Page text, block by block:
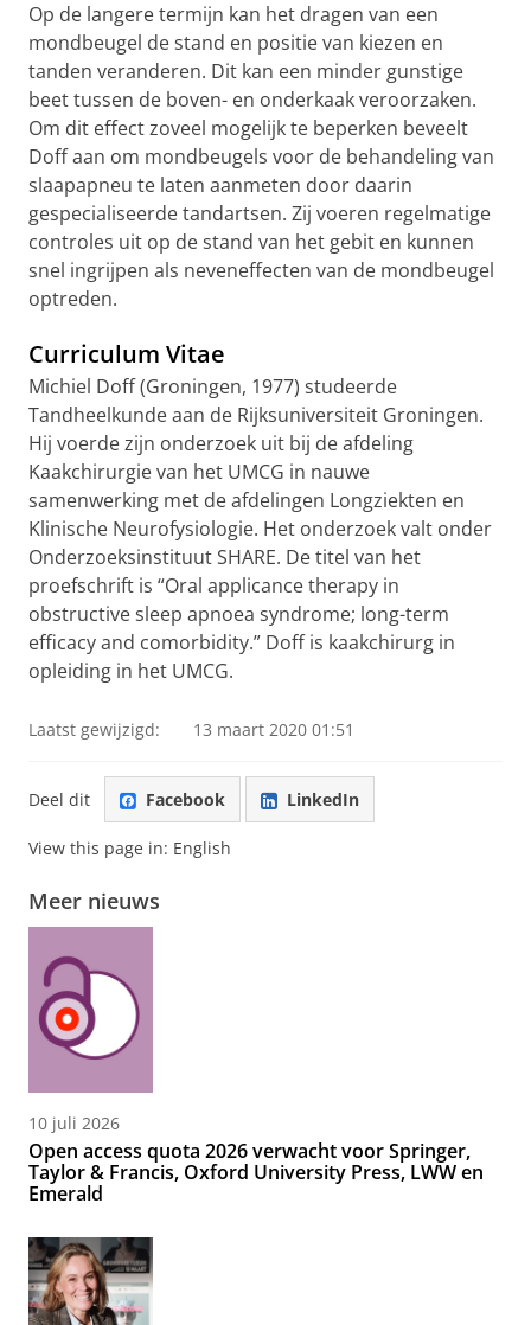
Op de langere termijn kan het dragen van een
mondbeugel de stand en positie van kiezen en
tanden veranderen. Dit kan een minder gunstige
beet tussen de boven- en onderkaak veroorzaken.
Om dit effect zoveel mogelijk te beperken beveelt
Doff aan om mondbeugels voor de behandeling van
slaapapneu te laten aanmeten door daarin
gespecialiseerde tandartsen. Zij voeren regelmatige
controles uit op de stand van het gebit en kunnen
snel ingrijpen als neveneffecten van de mondbeugel
optreden.
Curriculum Vitae
Michiel Doff (Groningen, 1977) studeerde
Tandheelkunde aan de Rijksuniversiteit Groningen.
Hij voerde zijn onderzoek uit bij de afdeling
Kaakchirurgie van het UMCG in nauwe
samenwerking met de afdelingen Longziekten en
Klinische Neurofysiologie. Het onderzoek valt onder
Onderzoeksinstituut SHARE. De titel van het
proefschrift is “Oral applicance therapy in
obstructive sleep apnoea syndrome; long-term
efficacy and comorbidity.” Doff is kaakchirurg in
opleiding in het UMCG.
Laatst gewijzigd: 13 maart 2020 01:51
Deel dit Facebook LinkedIn
View this page in: English
Meer nieuws
10 juli 2026
Open access quota 2026 verwacht voor Springer,
Taylor & Francis, Oxford University Press, LWW en
Emerald